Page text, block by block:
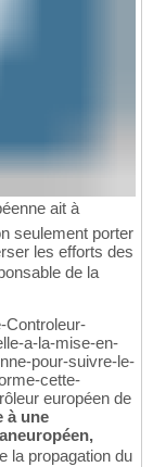
ait à
seulement porter
les efforts des
de la
Controleur-
a-la-mise-en-
pour-suivre-le-
cette-
européen de
à une
la propagation du